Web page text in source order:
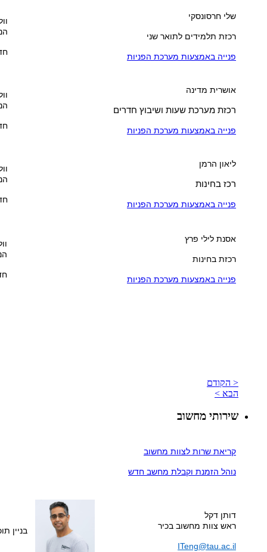
שלי חרסונסקי
רכזת תלמידים לתואר שני
פנייה באמצעות מערכת הפניות
אושרית מדינה
רכזת מערכת שעות ושיבוץ חדרים
פנייה באמצעות מערכת הפניות
ליאון הרמן
רכז בחינות
פנייה באמצעות מערכת הפניות
אסנת לילי פרץ
רכזת בחינות
פנייה באמצעות מערכת הפניות
< הקודם
הבא >
שירותי מחשוב
קריאת שרות לצוות מחשוב
נוהל הזמנת וקבלת מחשב חדש
דותן דקל
ראש צוות מחשוב בכיר
ITeng@tau.ac.il
בניין